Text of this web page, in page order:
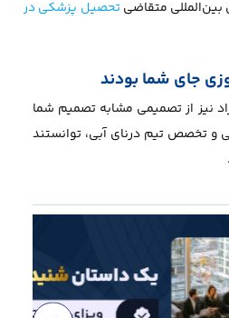
بین‌المللی متقاضیتحصیل پزشکی در
جای شما بودند
نیز از تصمیمی مشابه تصمیم شما
و تخصص تیم درنای آبی، توانستند